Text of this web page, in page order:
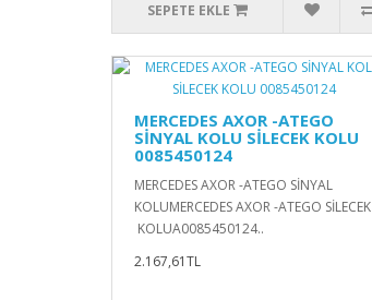
SEPETE EKLE
MERCEDES AXOR -ATEGO
SİNYAL KOLU SİLECEK KOLU
0085450124
MERCEDES AXOR -ATEGO SİNYAL
KOLUMERCEDES AXOR -ATEGO SİLECEK
KOLUA0085450124..
2.167,61TL